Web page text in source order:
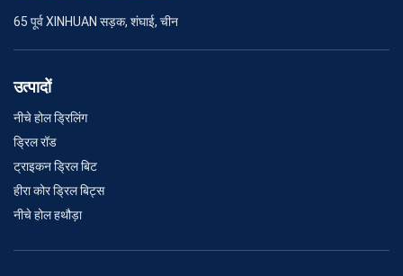
65 पूर्व XINHUAN सड़क, शंघाई, चीन
उत्पादों
नीचे होल ड्रिलिंग
ड्रिल रॉड
ट्राइकन ड्रिल बिट
हीरा कोर ड्रिल बिट्स
नीचे होल हथौड़ा